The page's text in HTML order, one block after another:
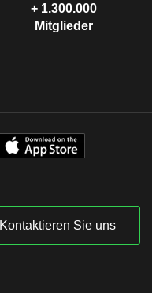
+ 1.300.000
Mitglieder
Kontaktieren Sie uns